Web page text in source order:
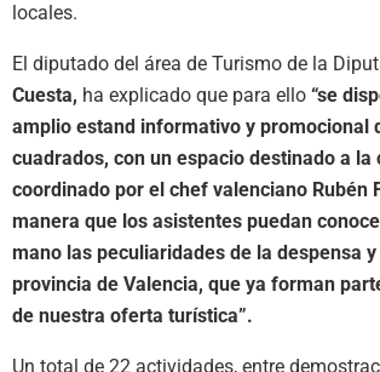
locales.
El diputado del área de Turismo de la
Cuesta, ha explicado que para ello “se
amplio estand informativo y promocional
cuadrados, con un espacio destinado a la
coordinado por el chef valenciano Rubén
manera que los asistentes puedan
mano las peculiaridades de la despensa
provincia de Valencia, que ya forman
de nuestra oferta turística”.
Un total de 22 actividades, entre